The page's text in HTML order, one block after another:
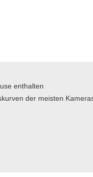
enthalten
der meisten